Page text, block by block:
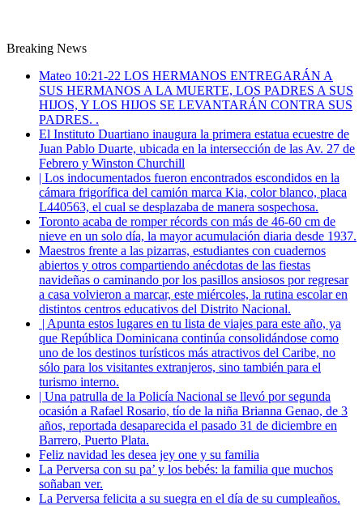
Breaking News
Mateo 10:21-22 LOS HERMANOS ENTREGARÁN A
SUS HERMANOS A LA MUERTE, LOS PADRES A SUS
HIJOS, Y LOS HIJOS SE LEVANTARÁN CONTRA SUS
PADRES. .
El Instituto Duartiano inaugura la primera estatua ecuestre de
Juan Pablo Duarte, ubicada en la intersección de las Av. 27 de
Febrero y Winston Churchill
| Los indocumentados fueron encontrados escondidos en la
cámara frigorífica del camión marca Kia, color blanco, placa
L440563, el cual se desplazaba de manera sospechosa.
Toronto acaba de romper récords con más de 46-60 cm de
nieve en un solo día, la mayor acumulación diaria desde 1937.
Maestros frente a las pizarras, estudiantes con cuadernos
abiertos y otros compartiendo anécdotas de las fiestas
navideñas o caminando por los pasillos ansiosos por regresar
a casa volvieron a marcar, este miércoles, la rutina escolar en
distintos centros educativos del Distrito Nacional.
| Apunta estos lugares en tu lista de viajes para este año, ya
que República Dominicana continúa consolidándose como
uno de los destinos turísticos más atractivos del Caribe, no
sólo para los visitantes extranjeros, sino también para el
turismo interno.
| Una patrulla de la Policía Nacional se llevó por segunda
ocasión a Rafael Rosario, tío de la niña Brianna Genao, de 3
años, reportada desaparecida el pasado 31 de diciembre en
Barrero, Puerto Plata.
Feliz navidad les desea jey one y su familia
La Perversa con su pa’ y los bebés: la familia que muchos
soñaban ver.
La Perversa felicita a su suegra en el día de su cumpleaños.